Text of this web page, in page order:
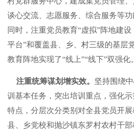
谈心交流、志愿服务、综合服务等功
同时，注重党员教育“虚拟”阵地建
平台”和覆盖县、乡、村三级的基层
教育阵地实现了“线上”“线下”双强化。
注重统筹谋划增实效。 坚持围绕
训基本任务，突出培训重点，强化
特点，分层次分类别对全县党员开
县、乡党校和抛沙镇东罗村农村干